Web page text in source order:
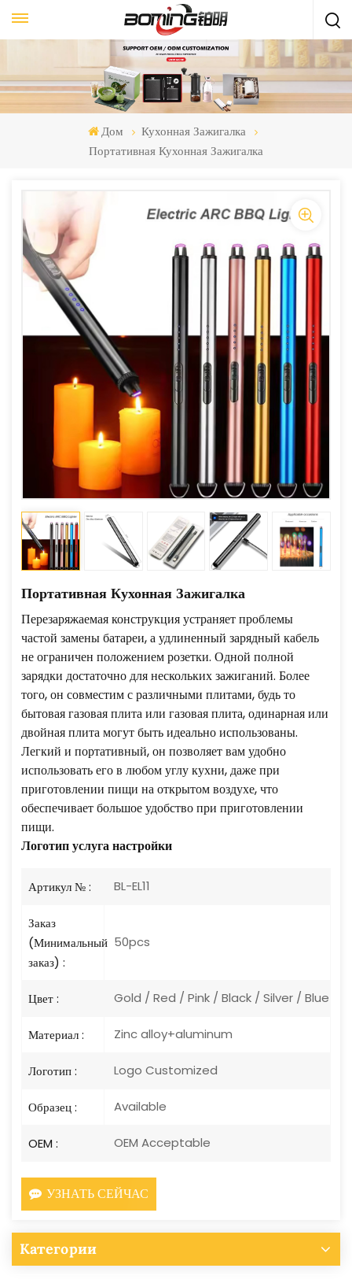
Дом
Кухонная Зажигалка
Портативная Кухонная Зажигалка
Портативная Кухонная Зажигалка
Перезаряжаемая конструкция устраняет проблемы
частой замены батареи, а удлиненный зарядный кабель
не ограничен положением розетки. Одной полной
зарядки достаточно для нескольких зажиганий. Более
того, он совместим с различными плитами, будь то
бытовая газовая плита или газовая плита, одинарная или
двойная плита могут быть идеально использованы.
Легкий и портативный, он позволяет вам удобно
использовать его в любом углу кухни, даже при
приготовлении пищи на открытом воздухе, что
обеспечивает большое удобство при приготовлении
пищи.
Логотипуслуга настройки
Артикул № : BL-EL11
Заказ
(Минимальный
заказ) :
50pcs
Цвет : Gold / Red / Pink / Black / Silver / Blue
Материал : Zinc alloy+aluminum
Логотип : Logo Customized
Образец : Available
OEM : OEM Acceptable
УЗНАТЬ СЕЙЧАС
Категории